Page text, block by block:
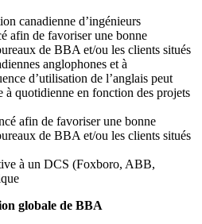
canadienne d’ingénieurs
afin de favoriser une bonne
de BBA et/ou les clients situés
anglophones et à
d’utilisation de l’anglais peut
à quotidienne en fonction des projets
afin de favoriser une bonne
de BBA et/ou les clients situés
à un DCS (Foxboro, ABB,
globale de BBA